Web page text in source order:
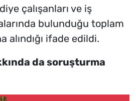
çalışanları ve iş
bulunduğu toplam
alındığı ifade edildi.
da soruşturma